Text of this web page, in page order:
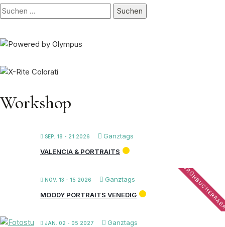
Suchen
nach:
Workshop
SEP. 18 - 21 2026
Ganztags
VALENCIA & PORTRAITS
NOV. 13 - 15 2026 Ganztags
MOODY PORTRAITS VENEDIG
JAN. 02 - 05 2027 Ganztags